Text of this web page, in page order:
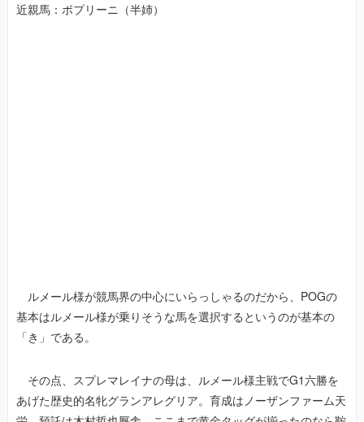
近親馬：ポプリーニ（半姉）
ルメール様が競馬界の中心にいらっしゃるのだから、POGの
基本はルメール様が乗りそうな馬を選択するというのが基本の
「き」である。
その点、スプレマレイナの母は、ルメール様主戦でG1六勝を
あげた歴史的名牝グランアレグリア。育成はノーザンファーム天